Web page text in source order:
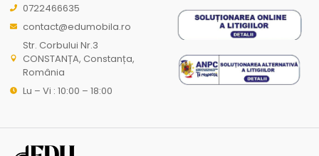
0722466635
contact@edumobila.ro
Str. Corbului Nr.3
CONSTANȚA, Constanța,
România
Lu – Vi : 10:00 – 18:00